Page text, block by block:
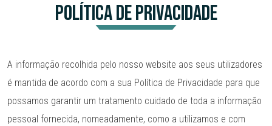
POLÍTICA DE PRIVACIDADE
A informação recolhida pelo nosso website aos seus utilizadores
é mantida de acordo com a sua Política de Privacidade para que
possamos garantir um tratamento cuidado de toda a informação
pessoal fornecida, nomeadamente, como a utilizamos e com